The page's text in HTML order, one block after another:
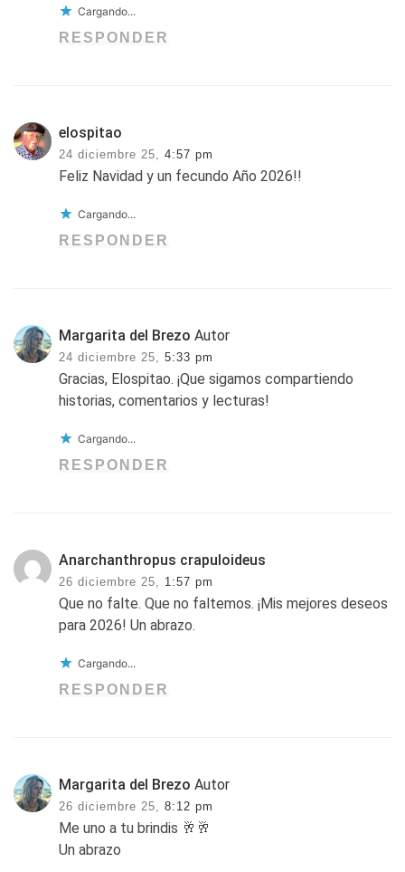
Cargando...
RESPONDER
elospitao
24 diciembre 25, 4:57 pm
Feliz Navidad y un fecundo Año 2026!!
Cargando...
RESPONDER
Margarita del Brezo Autor
24 diciembre 25, 5:33 pm
Gracias, Elospitao. ¡Que sigamos compartiendo
historias, comentarios y lecturas!
Cargando...
RESPONDER
Anarchanthropus crapuloideus
26 diciembre 25, 1:57 pm
Que no falte. Que no faltemos. ¡Mis mejores deseos
para 2026! Un abrazo.
Cargando...
RESPONDER
Margarita del Brezo Autor
26 diciembre 25, 8:12 pm
Me uno a tu brindis 🥂🥂
Un abrazo